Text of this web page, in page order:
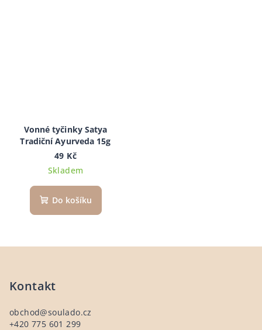
Vonné tyčinky Satya
Tradiční Ayurveda 15g
49 Kč
Skladem
Do košíku
Kontakt
obchod@soulado.cz
+420 775 601 299